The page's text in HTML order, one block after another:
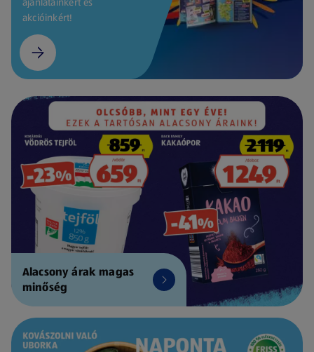
akcióinkért!
Alacsony árak magas
minőség